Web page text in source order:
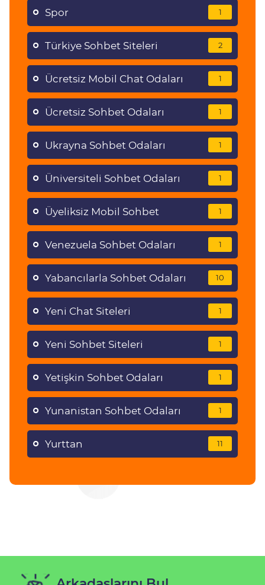
Spor 1
Türkiye Sohbet Siteleri 2
Ücretsiz Mobil Chat Odaları 1
Ücretsiz Sohbet Odaları 1
Ukrayna Sohbet Odaları 1
Üniversiteli Sohbet Odaları 1
Üyeliksiz Mobil Sohbet 1
Venezuela Sohbet Odaları 1
Yabancılarla Sohbet Odaları 10
Yeni Chat Siteleri 1
Yeni Sohbet Siteleri 1
Yetişkin Sohbet Odaları 1
Yunanistan Sohbet Odaları 1
Yurttan 11